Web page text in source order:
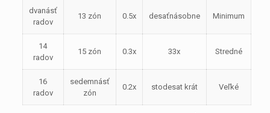
dvanásť
radov
13 zón 0.5x desaťnásobne Minimum
14
radov
15 zón 0.3x 33x Stredné
16
radov
sedemnásť
zón
0.2x stodesat krát Veľké